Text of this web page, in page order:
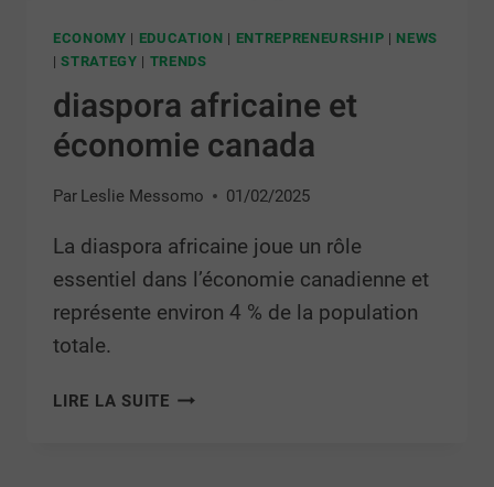
ECONOMY | EDUCATION | ENTREPRENEURSHIP | NEWS
|STRATEGY | TRENDS
diaspora africaine et
économie canada
Par Leslie Messomo 01/02/2025
La diaspora africaine joue un rôle
essentiel dans l’économie canadienne et
représente environ 4 % de la population
totale.
LIRE LA SUITE